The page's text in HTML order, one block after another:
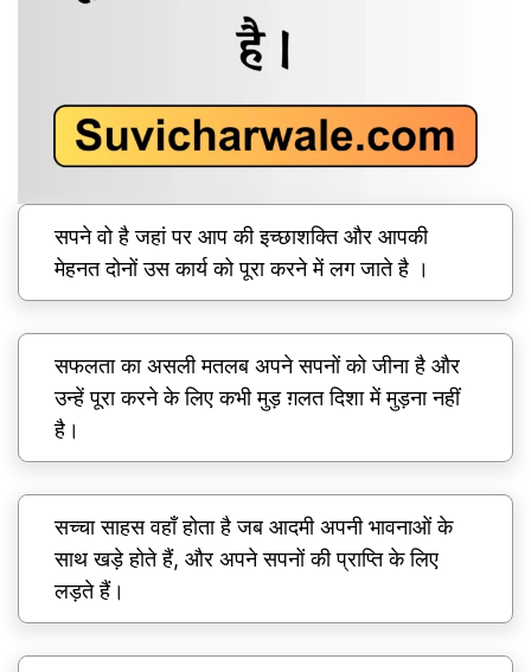
सपने वो है जहां पर आप की इच्छाशक्ति और आपकी
मेहनत दोनों उस कार्य को पूरा करने में लग जाते है ।
सफलता का असली मतलब अपने सपनों को जीना है और
उन्हें पूरा करने के लिए कभी मुड़ ग़लत दिशा में मुड़ना नहीं
है।
सच्चा साहस वहाँ होता है जब आदमी अपनी भावनाओं के
साथ खड़े होते हैं, और अपने सपनों की प्राप्ति के लिए
लड़ते हैं।